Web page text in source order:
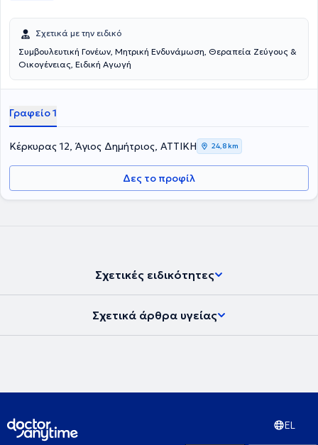
Σχετικά με την ειδικό
Συμβουλευτική Γονέων, Μητρική Ενδυνάμωση, Θεραπεία Ζεύγους &
Οικογένειας, Ειδική Αγωγή
Γραφείο 1
Κέρκυρας 12, Άγιος Δημήτριος, ΑΤΤΙΚΗ 24,8 km
Δες το προφίλ
Σχετικές ειδικότητες
Σχετικά άρθρα υγείας
EL